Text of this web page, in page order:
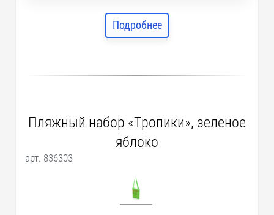
Подробнее
Пляжный набор «Тропики», зеленое
яблоко
арт. 836303